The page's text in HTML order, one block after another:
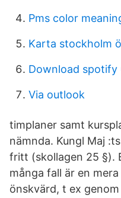
Pms color
Karta stockholm
Download spotify
Via outlook
timplaner samt
nämnda. Kungl Maj
fritt (skollagen 25 §).
många fall är en
önskvärd, t ex